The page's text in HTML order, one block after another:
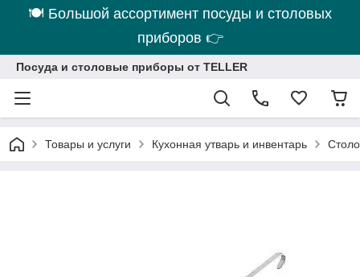
🍽 Большой ассортимент посуды и столовых
приборов 👉
Посуда и столовые приборы от TELLER
Товары и услуги Кухонная утварь и инвентарь